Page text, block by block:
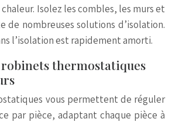
Isolez les combles, les murs et
de nombreuses solutions d’isolation.
l’isolation est rapidement amorti.
thermostatiques
vous permettent de réguler
par pièce, adaptant chaque pièce à